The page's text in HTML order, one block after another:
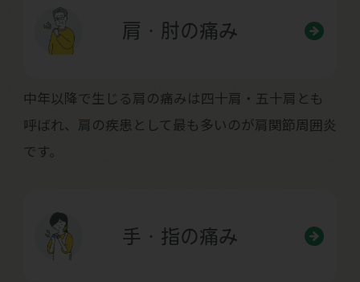
肩・肘の痛み
中年以降で生じる肩の痛みは四十肩・五十肩とも
呼ばれ、肩の疾患として最も多いのが肩関節周囲炎
です。
手・指の痛み